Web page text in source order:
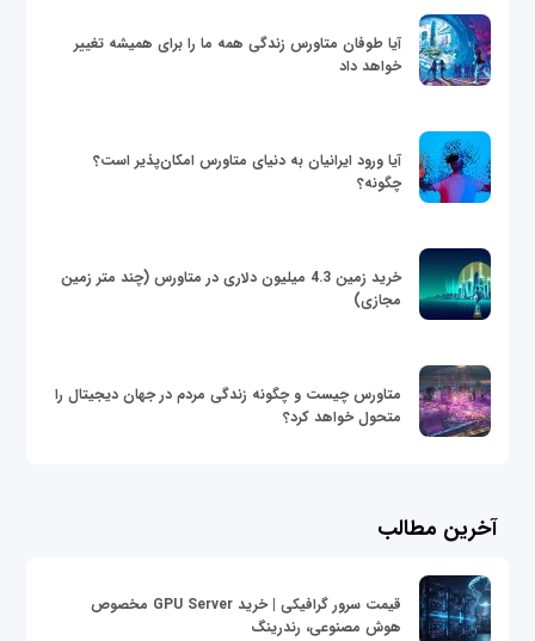
آیا طوفان متاورس زندگی همه ما را برای همیشه تغییر
خواهد داد
آیا ورود ایرانیان به دنیای متاورس امکان‌پذیر است؟
چگونه؟
خرید زمین 4.3 میلیون دلاری در متاورس (چند متر زمین
مجازی)
متاورس چیست و چگونه زندگی مردم در جهان دیجیتال را
متحول خواهد کرد؟
آخرین مطالب
قیمت سرور گرافیکی | خرید GPU Server مخصوص
هوش مصنوعی، رندرینگ